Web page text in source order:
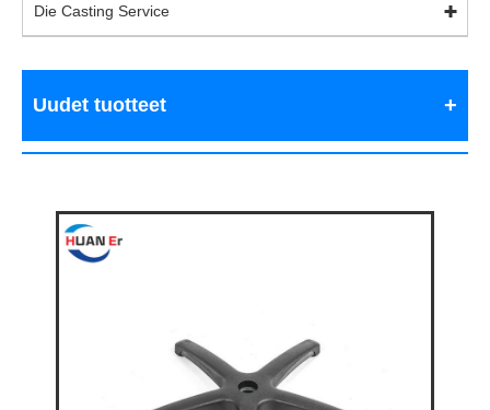
Die Casting Service
Uudet tuotteet